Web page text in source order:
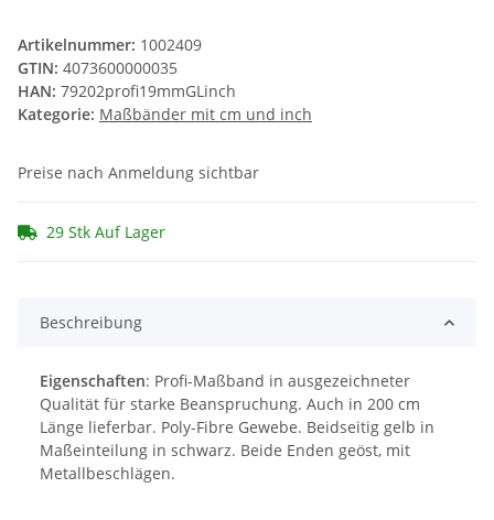
Artikelnummer: 1002409
GTIN: 4073600000035
HAN: 79202profi19mmGLinch
Kategorie: Maßbänder mit cm und inch
Preise nach Anmeldung sichtbar
29 Stk Auf Lager
Beschreibung
Eigenschaften: Profi-Maßband in ausgezeichneter
Qualität für starke Beanspruchung. Auch in 200 cm
Länge lieferbar. Poly-Fibre Gewebe. Beidseitig gelb in
Maßeinteilung in schwarz. Beide Enden geöst, mit
Metallbeschlägen.